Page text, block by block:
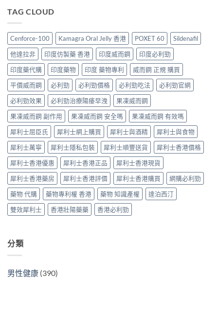
辨
購
買
指
南〉
中
POXET-
原
廠
比
較
及
正
貨
分
辨
指
南〉
中
買
Super
Tadarise
雙
效
片
效
果
與
選
購
指
南〉
中
2026：
士
必
睇
的
印
度
仿
製
藥
選
購
指
南〉
中
糖
馬
糖
邊
隻
好？
成
分、
效
果、
價
錢、
副
作
用
全
面
對
比
（2026
更
新）〉
中
TAG CLOUD
Cenforce-100 Kamagra Oral Jelly 香港 POXET 60
Sildenafil
他達拉非
印度仿製藥 香港 印度威而鋼
印度必利勁
印度藥代購
印度藥物 印度 藥物專利
威而鋼 正規 購買
平價威而鋼
必利勁 必利勁價格 必利勁吃法
必利勁官網
必利勁效果
必利勁治療陽痿早洩
果凍威而鋼
果凍威而鋼 副作用
果凍威而鋼 安全嗎
果凍威而鋼 有效嗎
犀利士屈臣氏
犀利士網上購買 犀利士與酒精
犀利士與食物
犀利士萬寧
犀利士隱私包裝 犀利士順豐送貨
犀利士香港價格
犀利士香港優惠
犀利士香港正品
犀利士香港現貨
犀利士香港藥房
犀利士香港評價 犀利士香港購買
網購必利勁
藥物 代購
藥物專利權 香港 藥物 知識產權
達泊西汀
雙效犀利士
香港壯陽藥藥 香港必利勁
分類
男性健康 (390)